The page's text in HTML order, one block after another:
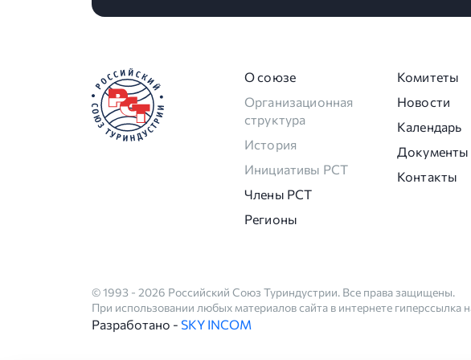
О союзе
Организационная
структура
История
Инициативы РСТ
Члены РСТ
Регионы
Комитеты
Новости
Календарь
Документы
Контакты
© 1993 - 2026 Российский Союз Туриндустрии. Все права защищены.
При использовании любых материалов сайта в интернете гиперссылка
Разработано - SKY INCOM